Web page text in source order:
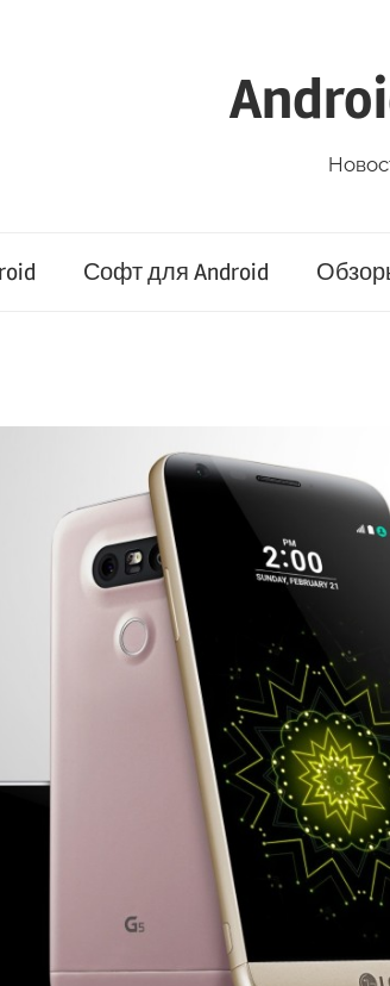
Софт для Android